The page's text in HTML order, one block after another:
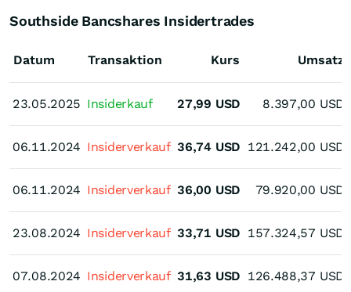
Southside Bancshares Insidertrades
Datum
23.05.2025
06.11.2024
06.11.2024
23.08.2024
07.08.2024
Transaktion Kurs Umsatz
23.05.2025 Insiderkauf 27,99 USD 8.397,00 USD
06.11.2024 Insiderverkauf 36,74 USD 121.242,00 USD
06.11.2024 Insiderverkauf 36,00 USD 79.920,00 USD
23.08.2024 Insiderverkauf 33,71 USD 157.324,57 USD
07.08.2024 Insiderverkauf 31,63 USD 126.488,37 USD